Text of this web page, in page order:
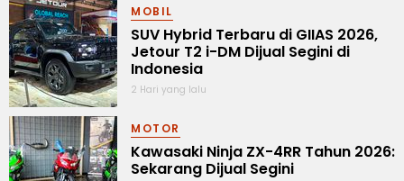
MOBIL
SUV Hybrid Terbaru di GIIAS 2026,
Jetour T2 i-DM Dijual Segini di
Indonesia
2 Hari yang lalu
MOTOR
Kawasaki Ninja ZX-4RR Tahun 2026:
Sekarang Dijual Segini